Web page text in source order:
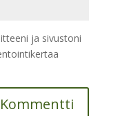
ja sivustoni